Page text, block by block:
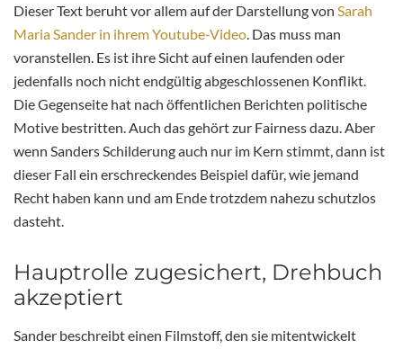
Dieser Text beruht vor allem auf der Darstellung von Sarah
Maria Sander in ihrem Youtube-Video . Das muss man
voranstellen. Es ist ihre Sicht auf einen laufenden oder
jedenfalls noch nicht endgültig abgeschlossenen Konflikt.
Die Gegenseite hat nach öffentlichen Berichten politische
Motive bestritten. Auch das gehört zur Fairness dazu. Aber
wenn Sanders Schilderung auch nur im Kern stimmt, dann ist
dieser Fall ein erschreckendes Beispiel dafür, wie jemand
Recht haben kann und am Ende trotzdem nahezu schutzlos
dasteht.
Hauptrolle zugesichert, Drehbuch
akzeptiert
Sander beschreibt einen Filmstoff, den sie mitentwickelt